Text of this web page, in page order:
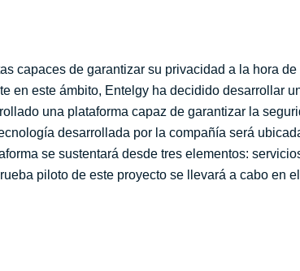
capaces de garantizar su privacidad a la hora
en este ámbito, Entelgy ha decidido desarrollar
una plataforma capaz de garantizar la
desarrollada por la compañía será
se sustentará desde tres elementos:
piloto de este proyecto se llevará a cabo en